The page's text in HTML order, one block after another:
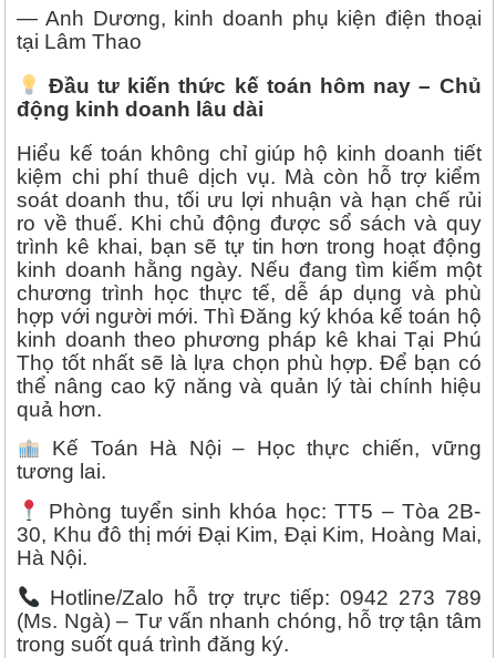
— Anh Dương, kinh doanh phụ kiện điện thoại
tại Lâm Thao
Đầu tư kiến thức kế toán hôm nay – Chủ
động kinh doanh lâu dài
Hiểu kế toán không chỉ giúp hộ kinh doanh tiết
kiệm chi phí thuê dịch vụ. Mà còn hỗ trợ kiểm
soát doanh thu, tối ưu lợi nhuận và hạn chế rủi
ro về thuế. Khi chủ động được sổ sách và quy
trình kê khai, bạn sẽ tự tin hơn trong hoạt động
kinh doanh hằng ngày. Nếu đang tìm kiếm một
chương trình học thực tế, dễ áp dụng và phù
hợp với người mới. Thì Đăng ký khóa kế toán hộ
kinh doanh theo phương pháp kê khai Tại Phú
Thọ tốt nhất sẽ là lựa chọn phù hợp. Để bạn có
thể nâng cao kỹ năng và quản lý tài chính hiệu
quả hơn.
Kế Toán Hà Nội – Học thực chiến, vững
tương lai.
Phòng tuyển sinh khóa học: TT5 – Tòa 2B-
30, Khu đô thị mới Đại Kim, Đại Kim, Hoàng Mai,
Hà Nội.
Hotline/Zalo hỗ trợ trực tiếp: 0942 273 789
(Ms. Ngà) – Tư vấn nhanh chóng, hỗ trợ tận tâm
trong suốt quá trình đăng ký.